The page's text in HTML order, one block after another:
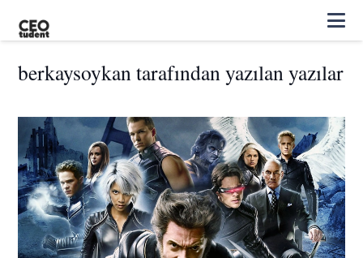
berkaysoykan tarafından yazılan yazılar